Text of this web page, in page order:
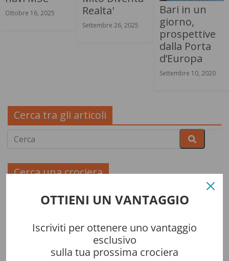
Ottobre 16, 2025
Realta'
Settembre 26, 2025
Bari in un
giorno,
prospettive
dalla Porta
d’Europa
Settembre 10, 2020
Cerca tra gli articoli
Cerca una crociera
OTTIENI UN VANTAGGIO
Iscriviti per ottenere uno vantaggio
esclusivo
sulla tua prossima crociera